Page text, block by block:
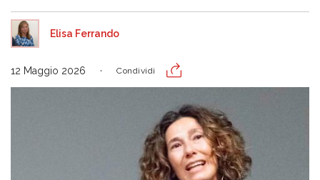
Elisa Ferrando
12 Maggio 2026 Condividi